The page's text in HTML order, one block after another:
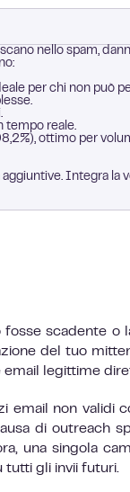
nello spam,
per chi non può
tempo reale.
ottimo per
Integra la
scadente o
del tuo
legittime
email non validi
di outreach
una singola
tutti gli invii futuri.